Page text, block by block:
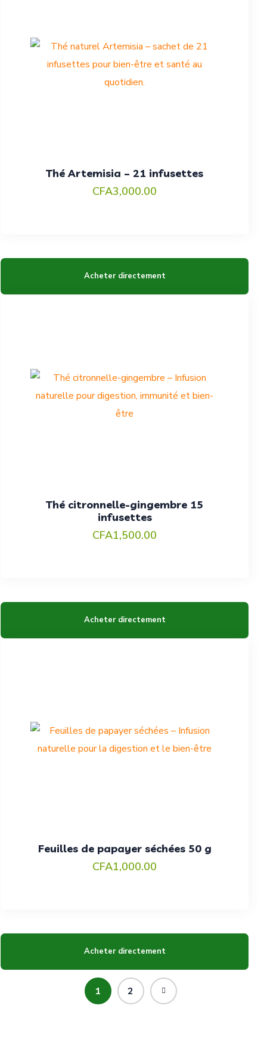
Thé Artemisia – 21 infusettes
CFA3,000.00
Acheter directement
Thé citronnelle-gingembre 15
infusettes
CFA1,500.00
Acheter directement
Feuilles de papayer séchées 50 g
CFA1,000.00
Acheter directement
1 2